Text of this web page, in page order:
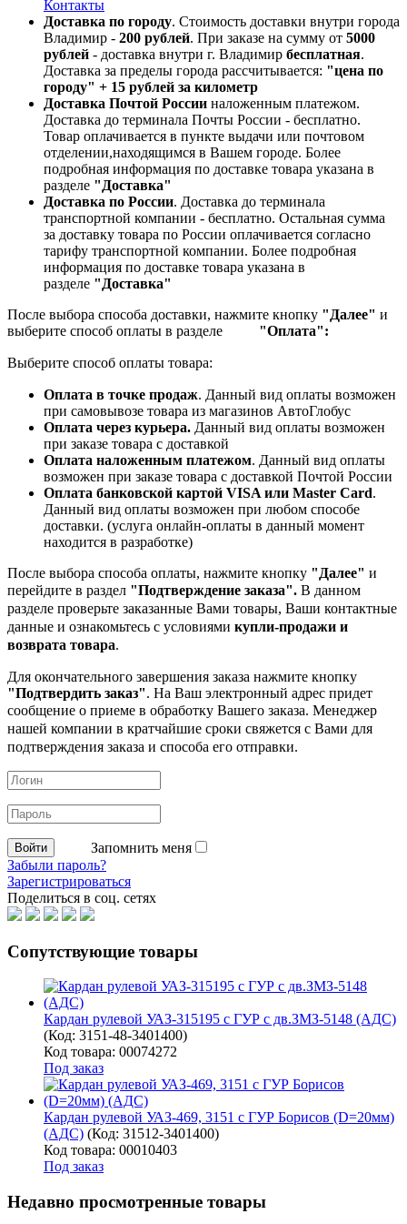
Контакты
Доставка по городу. Стоимость доставки внутри города
Владимир - 200 рублей. При заказе на сумму от 5000
рублей - доставка внутри г. Владимир бесплатная.
Доставка за пределы города рассчитывается: "цена по
городу" + 15 рублей за километр
Доставка Почтой России наложенным платежом.
Доставка до терминала Почты России - бесплатно.
Товар оплачивается в пункте выдачи или почтовом
отделении,находящимся в Вашем городе. Более
подробная информация по доставке товара указана в
разделе "Доставка"
Доставка по России. Доставка до терминала
транспортной компании - бесплатно. Остальная сумма
за доставку товара по России оплачивается согласно
тарифу транспортной компании. Более подробная
информация по доставке товара указана в
разделе "Доставка"
После выбора способа доставки, нажмите кнопку "Далее" и
выберите способ оплаты в разделе "Оплата":
Выберите способ оплаты товара:
Оплата в точке продаж. Данный вид оплаты возможен
при самовывозе товара из магазинов АвтоГлобус
Оплата через курьера. Данный вид оплаты возможен
при заказе товара с доставкой
Оплата наложенным платежом. Данный вид оплаты
возможен при заказе товара с доставкой Почтой России
Оплата банковской картой VISA или Master Card.
Данный вид оплаты возможен при любом способе
доставки. (услуга онлайн-оплаты в данный момент
находится в разработке)
После выбора способа оплаты, нажмите кнопку "Далее" и
перейдите в раздел "Подтверждение заказа". В данном
разделе проверьте заказанные Вами товары, Ваши контактные
данные и ознакомьтесь с условиями купли-продажи и
возврата товара.
Для окончательного завершения заказа нажмите кнопку
"Подтвердить заказ". На Ваш электронный адрес придет
сообщение о приеме в обработку Вашего заказа. Менеджер
нашей компании в кратчайшие сроки свяжется с Вами для
подтверждения заказа и способа его отправки.
Запомнить меня
Забыли пароль?
Зарегистрироваться
Поделиться в соц. сетях
Сопутствующие товары
Кардан рулевой УАЗ-315195 с ГУР с дв.ЗМЗ-5148 (АДС)
(Код: 3151-48-3401400)
Код товара: 00074272
Под заказ
Кардан рулевой УАЗ-469, 3151 с ГУР Борисов (D=20мм)
(АДС) (Код: 31512-3401400)
Код товара: 00010403
Под заказ
Недавно просмотренные товары